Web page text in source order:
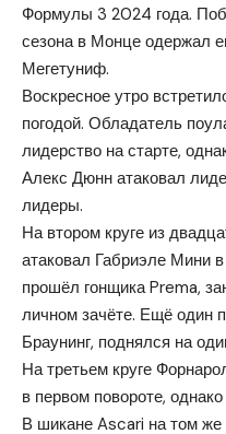
Формулы 3 2024 года.
сезона в Монце одержал
Мегетуниф.
Воскресное утро
погодой. Обладатель
лидерство на старте,
Алекс Дюнн атаковал
лидеры.
На втором круге из
атаковал Габриэле Мини
прошёл гонщика Prema,
личном зачёте. Ещё один
Браунинг, поднялся на
На третьем круге
в первом повороте,
В шикане Ascari на том же